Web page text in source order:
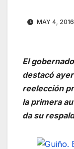
MAY 4, 2016
El
destacó
reelección
la primera
da su